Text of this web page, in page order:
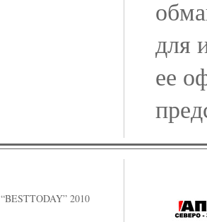
для
ее
“BESTTODAY” 2010